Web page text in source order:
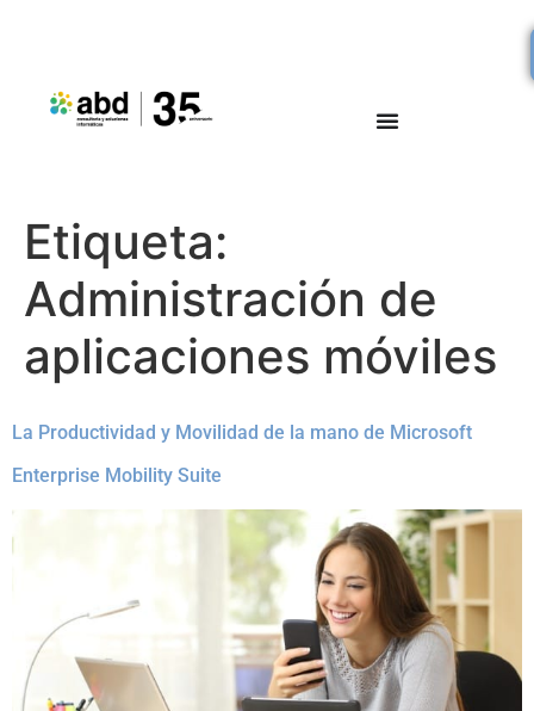
Etiqueta:
Administración de
aplicaciones móviles
La Productividad y Movilidad de la mano de Microsoft
Enterprise Mobility Suite